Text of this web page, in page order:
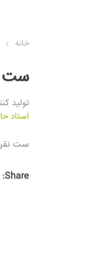
خانه
ست
تولید
استاد
ست نقره
Share: